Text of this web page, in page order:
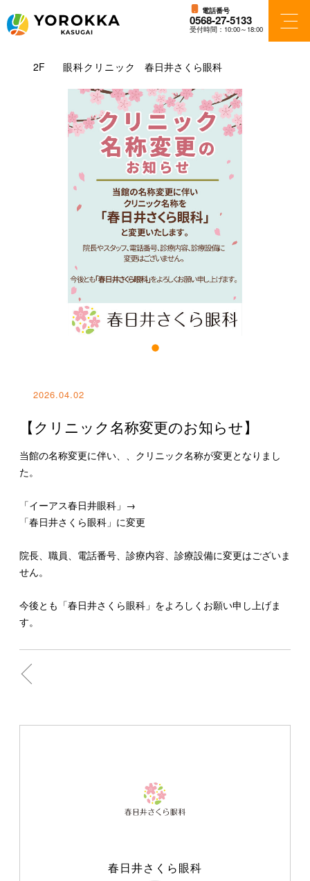
電話番号
0568-27-5133
受付時間：10:00～18:00
2F 眼科クリニック 春日井さくら眼科
2026.04.02
【クリニック名称変更のお知らせ】
当館の名称変更に伴い、、クリニック名称が変更となりまし
た。
「イーアス春日井眼科」→
「春日井さくら眼科」に変更
院長、職員、電話番号、診療内容、診療設備に変更はございま
せん。
今後とも「春日井さくら眼科」をよろしくお願い申し上げま
す。
春日井さくら眼科
フロアガイド
ショップ検索
ショップニュース
アクセス・パーキング
ニュース＆イベント
特集一覧